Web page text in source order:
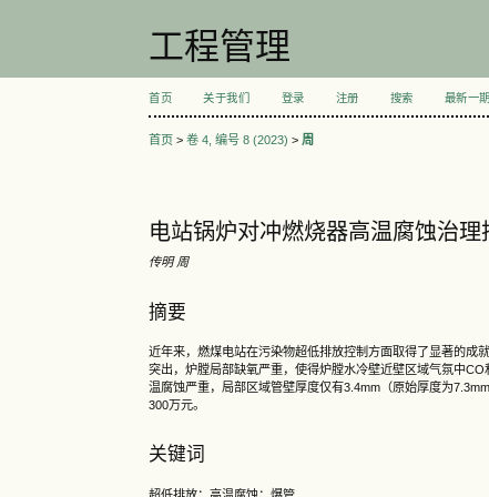
工程管理
首页 关于我们 登录 注册 搜索 最新一期
首页 >卷 4, 编号 8 (2023) > 周
电站锅炉对冲燃烧器高温腐蚀治理
传明 周
摘要
近年来，燃煤电站在污染物超低排放控制方面取得了显著的成
突出，炉膛局部缺氧严重，使得炉膛水冷壁近壁区域气氛中
温腐蚀严重，局部区域管壁厚度仅有3.4mm（原始厚度为
300万元。
关键词